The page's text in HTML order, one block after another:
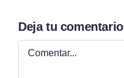
Deja tu comentario
Comentar